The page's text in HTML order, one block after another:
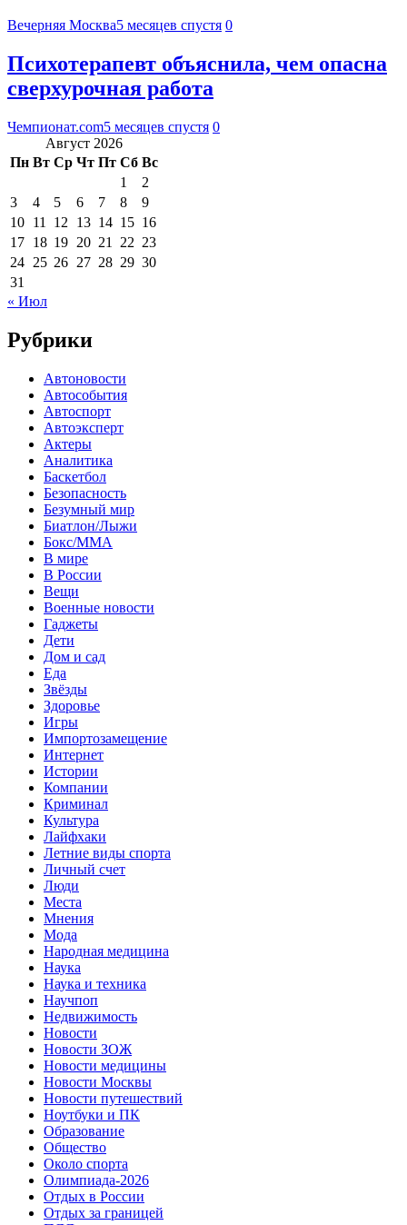
Вечерняя Москва5 месяцев спустя 0
Психотерапевт объяснила, чем опасна
сверхурочная работа
Чемпионат.com5 месяцев спустя 0
Август 2026
Пн Вт Ср Чт Пт Сб Вс
1
2
3
4 5 6 7 8
9
10 11 12 13 14 15 16
17 18 19 20 21 22 23
24 25 26 27 28 29 30
31
« Июл
Рубрики
Автоновости
Автособытия
Автоспорт
Автоэксперт
Актеры
Аналитика
Баскетбол
Безопасность
Безумный мир
Биатлон/Лыжи
Бокс/MMA
В мире
В России
Вещи
Военные новости
Гаджеты
Дети
Дом и сад
Еда
Звёзды
Здоровье
Игры
Импортозамещение
Интернет
Истории
Компании
Криминал
Культура
Лайфхаки
Летние виды спорта
Личный счет
Люди
Места
Мнения
Мода
Народная медицина
Наука
Наука и техника
Научпоп
Недвижимость
Новости
Новости ЗОЖ
Новости медицины
Новости Москвы
Новости путешествий
Ноутбуки и ПК
Образование
Общество
Около спорта
Олимпиада-2026
Отдых в России
Отдых за границей